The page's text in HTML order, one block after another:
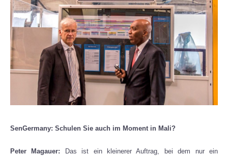
SenGermany: Schulen Sie auch im Moment in Mali?
Peter Magauer: Das ist ein kleinerer Auftrag, bei dem nur ein